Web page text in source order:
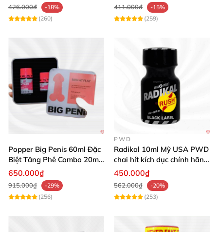
426.000₫
-18%
(260)
411.000₫
-15%
(259)
Popper Big Penis 60ml Đặc
Biệt Tăng Phê Combo 20ml
40ml
650.000₫
915.000₫
-29%
(256)
PWD
Radikal 10ml Mỹ USA PWD
chai hít kích dục chính hãng
siêu mạnh
450.000₫
562.000₫
-20%
(253)